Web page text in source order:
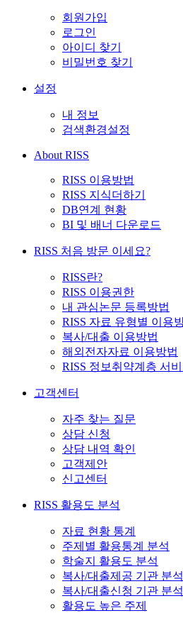
회원가입
로그인
아이디 찾기
비밀번호 찾기
설정
내 정보
검색환경설정
About RISS
RISS 이용방법
RISS 지식더하기
DB연계 현황
BI 및 배너 다운로드
RISS 처음 방문 이세요?
RISS란?
RISS 이용권한
내 관심논문 등록방법
RISS 자료 유형별 이용
복사/대출 이용방법
해외전자자료 이용방법
RISS 정보취약계층 서
고객센터
자주 찾는 질문
상담 신청
상담 내역 확인
고객제안
신고센터
RISS 활용도 분석
자료 현황 통계
주제별 활용통계 분석
학술지 활용도 분석
복사/대출제공 기관 분석
복사/대출신청 기관 분석
활용도 높은 주제